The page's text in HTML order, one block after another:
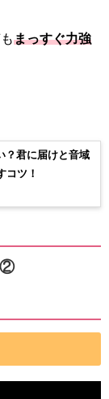
まっすぐ力強
？君に届けと音域
コツ！
②